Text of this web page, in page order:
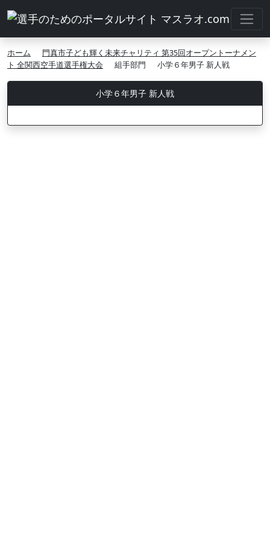
ホーム
門真市子ども輝く未来チャリティ 第35回オープントーナメン
ト 全関西空手道選手権大会
組手部門 小学６年男子 新人戦
小学６年男子 新人戦